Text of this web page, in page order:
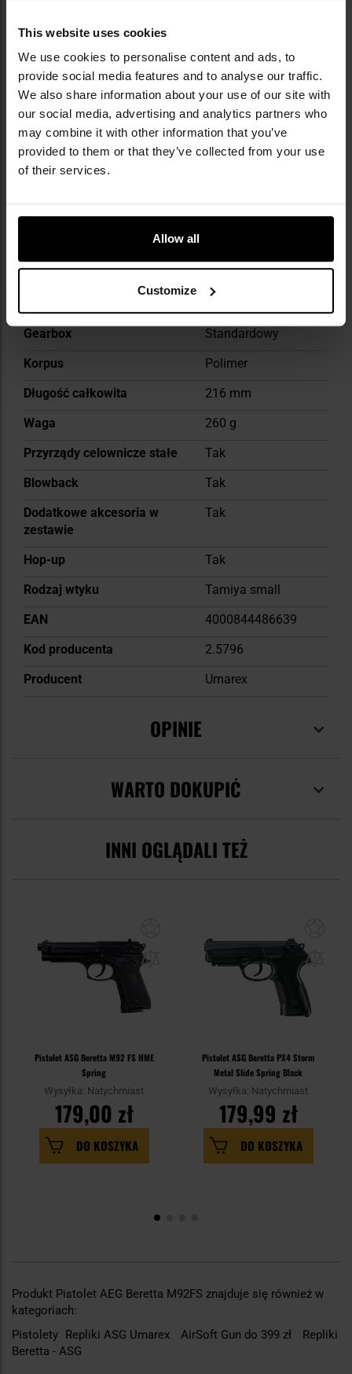
This website uses cookies
We use cookies to personalise content and ads, to
provide social media features and to analyse our traffic.
We also share information about your use of our site with
our social media, advertising and analytics partners who
may combine it with other information that you’ve
provided to them or that they’ve collected from your use
of their services.
Allow all
Customize
DANE TECHNICZNE
Więcej
informacji
Wzorowany na
Beretta
Napęd repliki
Pojemność magazynka
16 kulek kalibru
Gearbox
Standardowy
Korpus
Polimer
Długość całkowita
216 mm
Waga
260 g
Przyrządy celownicze stałe
Tak
Blowback
Tak
Dodatkowe akcesoria w
zestawie
Tak
Hop-up
Tak
Rodzaj wtyku
Tamiya small
EAN
4000844486639
Kod producenta
2.5796
Producent
Umarex
OPINIE
WARTO DOKUPIĆ
INNI OGLĄDALI TEŻ
Pistolet ASG Beretta M92 FS HME
Spring
Wysyłka: Natychmiast
179,00 zł
DO KOSZYKA
Pistolet ASG Beretta PX4 Storm
Metal Slide Spring Black
Wysyłka: Natychmiast
179,99 zł
DO KOSZYKA
Produkt Pistolet AEG Beretta M92FS znajduje się również w
kategoriach:
Pistolety Repliki ASG Umarex AirSoft Gun do 399 zł
Repliki
Beretta - ASG